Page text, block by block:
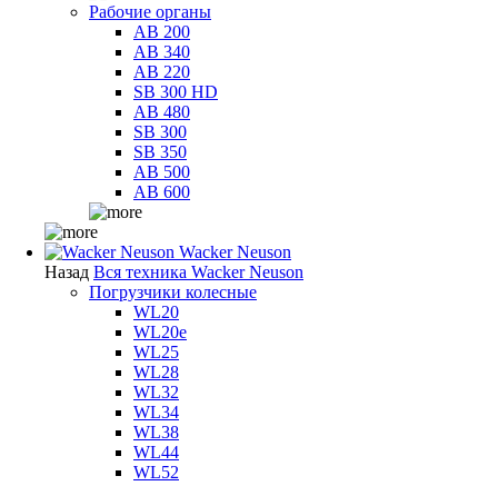
Рабочие органы
AB 200
AB 340
AB 220
SB 300 HD
AB 480
SB 300
SB 350
AB 500
AB 600
Wacker Neuson
Назад Вся техника Wacker Neuson
Погрузчики колесные
WL20
WL20e
WL25
WL28
WL32
WL34
WL38
WL44
WL52